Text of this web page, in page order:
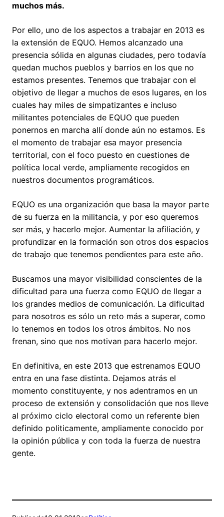
muchos más.
Por ello, uno de los aspectos a trabajar en 2013 es
la extensión de EQUO. Hemos alcanzado una
presencia sólida en algunas ciudades, pero todavía
quedan muchos pueblos y barrios en los que no
estamos presentes. Tenemos que trabajar con el
objetivo de llegar a muchos de esos lugares, en los
cuales hay miles de simpatizantes e incluso
militantes potenciales de EQUO que pueden
ponernos en marcha allí donde aún no estamos. Es
el momento de trabajar esa mayor presencia
territorial, con el foco puesto en cuestiones de
política local verde, ampliamente recogidos en
nuestros documentos programáticos.
EQUO es una organización que basa la mayor parte
de su fuerza en la militancia, y por eso queremos
ser más, y hacerlo mejor. Aumentar la afiliación, y
profundizar en la formación son otros dos espacios
de trabajo que tenemos pendientes para este año.
Buscamos una mayor visibilidad conscientes de la
dificultad para una fuerza como EQUO de llegar a
los grandes medios de comunicación. La dificultad
para nosotros es sólo un reto más a superar, como
lo tenemos en todos los otros ámbitos. No nos
frenan, sino que nos motivan para hacerlo mejor.
En definitiva, en este 2013 que estrenamos EQUO
entra en una fase distinta. Dejamos atrás el
momento constituyente, y nos adentramos en un
proceso de extensión y consolidación que nos lleve
al próximo ciclo electoral como un referente bien
definido politicamente, ampliamente conocido por
la opinión pública y con toda la fuerza de nuestra
gente.